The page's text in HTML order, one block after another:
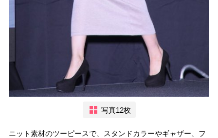
写真12枚
ニット素材のツーピースで、スタンドカラーやギャザー、フ